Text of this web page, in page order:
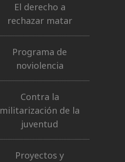
El derecho a
rechazar matar
Programa de
noviolencia
Contra la
militarización de la
juventud
Proyectos y